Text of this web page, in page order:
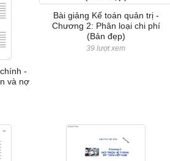
-
và nợ
Bài giảng Kế toán quản trị -
Chương 2: Phân loại chi phí
(Bản đẹp)
39 lượt xem